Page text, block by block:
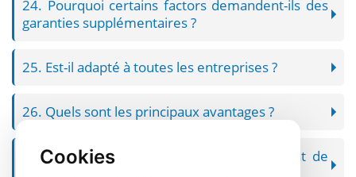
Cookies
24. Pourquoi certains factors demandent-ils des
garanties supplémentaires ?
25. Est-il adapté à toutes les entreprises ?
26. Quels sont les principaux avantages ?
27. Quels sont les points de vigilance avant de